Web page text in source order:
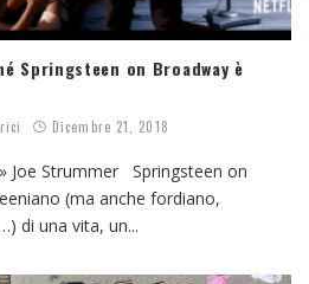
Springsteen on Broadway è
Dicembre 21, 2018
Joe Strummer Springsteen on
(ma anche fordiano,
di una vita, un...